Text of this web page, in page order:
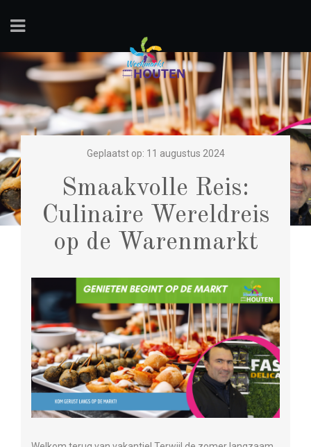
Geplaatst op: 11 augustus 2024
Smaakvolle Reis:
Culinaire Wereldreis
op de Warenmarkt